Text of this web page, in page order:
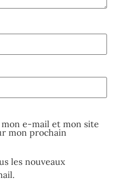
e-mail et mon site
mon prochain
les nouveaux